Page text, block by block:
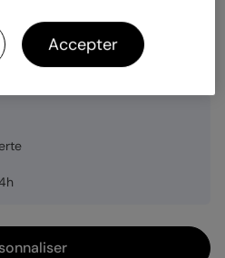
1 carte
Accepter